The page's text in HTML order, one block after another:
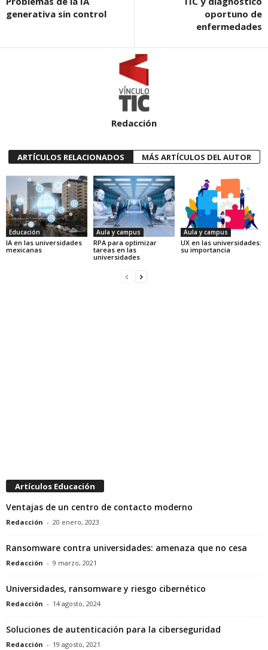
generativa sin control
oportuno de
enfermedades
Redacción
ARTÍCULOS RELACIONADOS MÁS ARTÍCULOS DEL AUTOR
Educación
IA en las universidades
mexicanas
Aula y campus
RPA para optimizar
tareas en las
universidades
Aula y campus
UX en las universidades:
su importancia
Artículos Educación
Ventajas de un centro de contacto moderno
Redacción - 20 enero, 2023
Ransomware contra universidades: amenaza que no cesa
Redacción - 9 marzo, 2021
Universidades, ransomware y riesgo cibernético
Redacción - 14 agosto, 2024
Soluciones de autenticación para la ciberseguridad
Redacción - 19 agosto, 2021